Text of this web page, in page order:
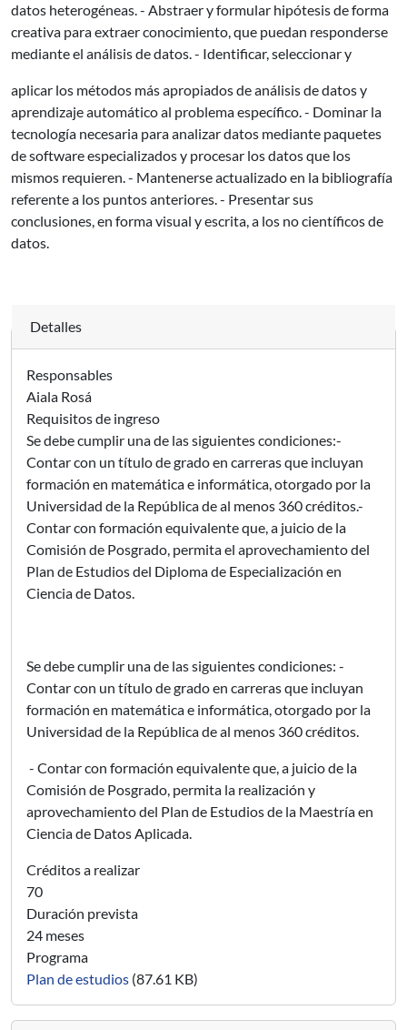
datos heterogéneas. - Abstraer y formular hipótesis de forma
creativa para extraer conocimiento, que puedan responderse
mediante el análisis de datos. - Identificar, seleccionar y
aplicar los métodos más apropiados de análisis de datos y
aprendizaje automático al problema específico. - Dominar la
tecnología necesaria para analizar datos mediante paquetes
de software especializados y procesar los datos que los
mismos requieren. - Mantenerse actualizado en la bibliografía
referente a los puntos anteriores. - Presentar sus
conclusiones, en forma visual y escrita, a los no científicos de
datos.
Detalles
Responsables
Aiala Rosá
Requisitos de ingreso
Se debe cumplir una de las siguientes condiciones:-
Contar con un título de grado en carreras que incluyan
formación en matemática e informática, otorgado por la
Universidad de la República de al menos 360 créditos.-
Contar con formación equivalente que, a juicio de la
Comisión de Posgrado, permita el aprovechamiento del
Plan de Estudios del Diploma de Especialización en
Ciencia de Datos.
Se debe cumplir una de las siguientes condiciones: -
Contar con un título de grado en carreras que incluyan
formación en matemática e informática, otorgado por la
Universidad de la República de al menos 360 créditos.
- Contar con formación equivalente que, a juicio de la
Comisión de Posgrado, permita la realización y
aprovechamiento del Plan de Estudios de la Maestría en
Ciencia de Datos Aplicada.
Créditos a realizar
70
Duración prevista
24 meses
Programa
Plan de estudios (87.61 KB)